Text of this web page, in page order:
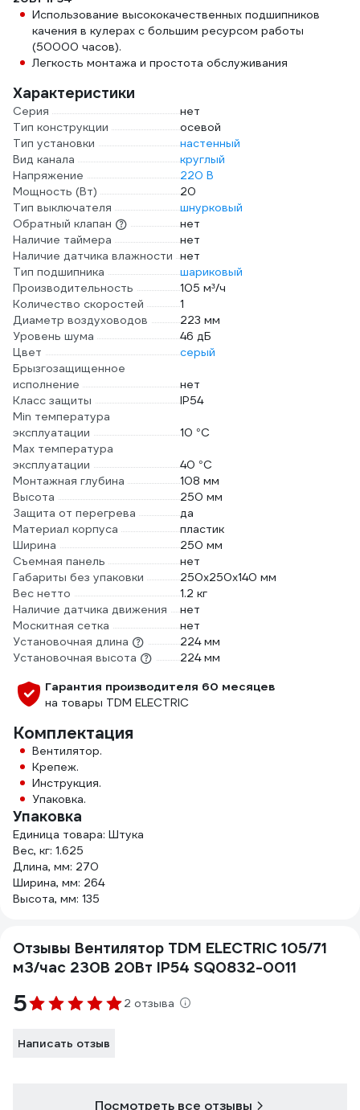
Использование высококачественных подшипников
качения в кулерах с большим ресурсом работы
(50000 часов).
Легкость монтажа и простота обслуживания
Характеристики
Серия
нет
Тип конструкции
осевой
Тип установки
настенный
Вид канала
круглый
Напряжение
220 В
Мощность (Вт)
20
Тип выключателя
шнурковый
Обратный клапан
нет
Наличие таймера
нет
Наличие датчика влажности нет
Тип подшипника
шариковый
Производительность
105 м³/ч
Количество скоростей
1
Диаметр воздуховодов
223 мм
Уровень шума
46 дБ
Цвет
серый
Брызгозащищенное
исполнение
нет
Класс защиты
IP54
Min температура
эксплуатации
10 °С
Max температура
эксплуатации
40 °С
Монтажная глубина
108 мм
Высота
250 мм
Защита от перегрева
да
Материал корпуса
пластик
Ширина
250 мм
Съемная панель
нет
Габариты без упаковки
250х250х140 мм
Вес нетто
1.2 кг
Наличие датчика движения
нет
Москитная сетка
нет
Установочная длина
224 мм
Установочная высота
224 мм
Гарантия производителя 60 месяцев
на товары TDM ELECTRIC
Комплектация
Вентилятор.
Крепеж.
Инструкция.
Упаковка.
Упаковка
Единица товара: Штука
Вес, кг: 1.625
Длина, мм: 270
Ширина, мм: 264
Высота, мм: 135
Отзывы Вентилятор TDM ELECTRIC 105/71
м3/час 230В 20Вт IP54 SQ0832-0011
5 2 отзыва
Написать отзыв
Посмотреть все отзывы